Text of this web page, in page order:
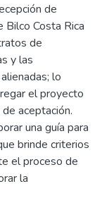
de
Costa Rica
de
y las
lo
el proyecto
aceptación.
una guía para
brinde criterios
el proceso de
la